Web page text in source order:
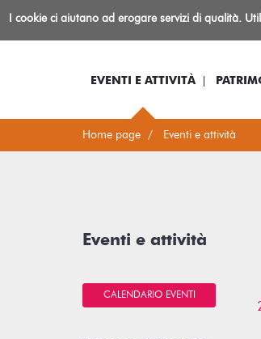
BibliotecaIo sono... Log-
EVENTI E ATTIVITÀ
Home page Eventi e attività
Eventi e attività
CALENDARIO EVENTI
I cookie ci aiutano ad erogare servizi di qualità.